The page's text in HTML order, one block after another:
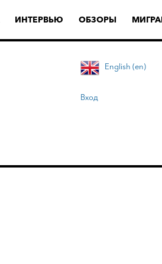
ИНТЕРВЬЮ ОБЗОРЫ
English (en)
Вход